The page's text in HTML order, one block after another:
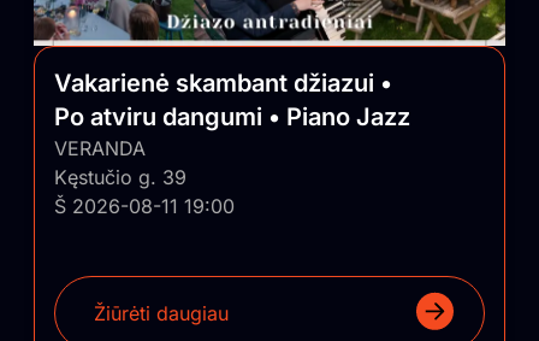
Vakarienė skambant džiazui •
Po atviru dangumi • Piano Jazz
VERANDA
Kęstučio g. 39
Š 2026-08-11 19:00
Žiūrėti daugiau